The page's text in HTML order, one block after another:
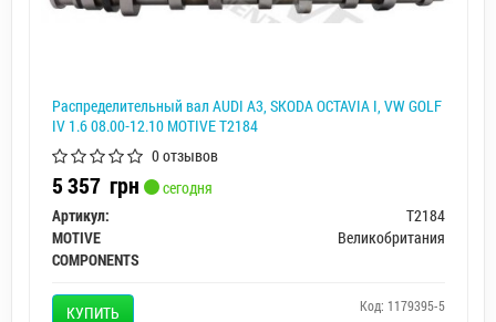
Распределительный вал AUDI A3, SKODA OCTAVIA I, VW GOLF
IV 1.6 08.00-12.10 MOTIVE T2184
0 отзывов
5 357 грн
сегодня
Артикул:
T2184
MOTIVE
COMPONENTS
Великобритания
КУПИТЬ Код: 1179395-5